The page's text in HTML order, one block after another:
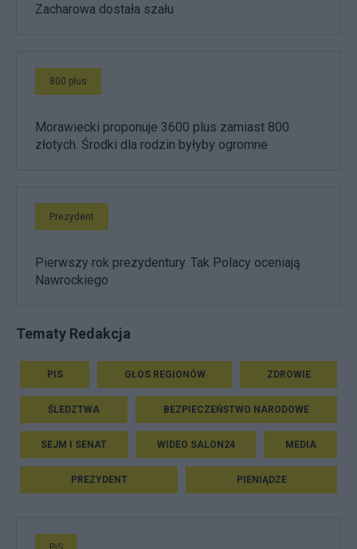
Zacharowa dostała szału
800 plus
Morawiecki proponuje 3600 plus zamiast 800
złotych. Środki dla rodzin byłyby ogromne
Prezydent
Pierwszy rok prezydentury. Tak Polacy oceniają
Nawrockiego
Tematy Redakcja
PIS GŁOS REGIONÓW ZDROWIE
ŚLEDZTWA BEZPIECZEŃSTWO NARODOWE
SEJM I SENAT WIDEO SALON24 MEDIA
PREZYDENT PIENIĄDZE